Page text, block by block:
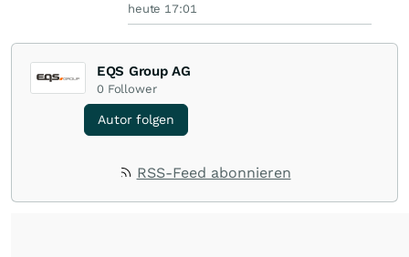
heute 17:01
EQS Group AG
0 Follower
Autor folgen
RSS-Feed abonnieren